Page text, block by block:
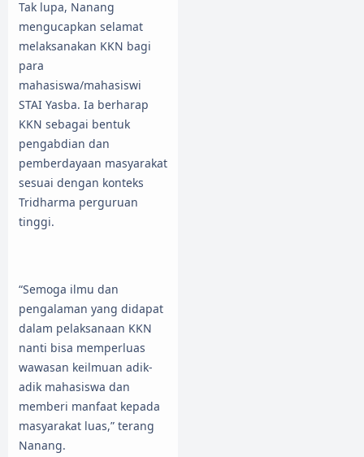
Tak lupa, Nanang
mengucapkan selamat
melaksanakan KKN bagi
para
mahasiswa/mahasiswi
STAI Yasba. Ia berharap
KKN sebagai bentuk
pengabdian dan
pemberdayaan masyarakat
sesuai dengan konteks
Tridharma perguruan
tinggi.
“Semoga ilmu dan
pengalaman yang didapat
dalam pelaksanaan KKN
nanti bisa memperluas
wawasan keilmuan adik-
adik mahasiswa dan
memberi manfaat kepada
masyarakat luas,” terang
Nanang.